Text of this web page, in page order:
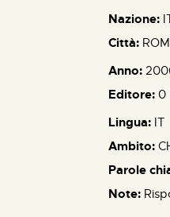
Nazione:
Città:
Anno:
Editore: 0
Lingua: IT
Ambito:
Parole
Note: